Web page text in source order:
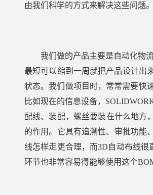
由我们科学的方式来解决这些问题。
我们做的产品主要是自动化物
最短可以缩到一周就把产品设计出
状态。我们做项目时，常常需要快
比如现在的信息设备，
配线、装配，螺丝要装在什么地方
的作用。它具有追溯性、审批功能
线怎样走更合理，而3D自动布线
环节也非常容易得能够使用这个